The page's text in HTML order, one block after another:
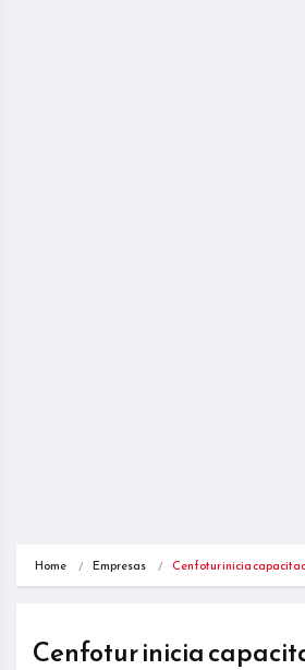
Home Empresas Cenfotur inicia
Cenfotur inicia